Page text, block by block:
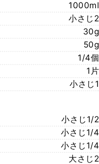
1000ml
小さじ2
30g
50g
1/4個
1片
小さじ1
小さじ1/2
小さじ1/4
小さじ1/4
大さじ2